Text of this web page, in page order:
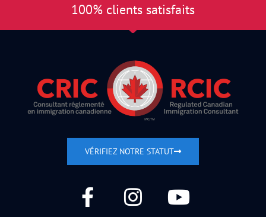
100% clients satisfaits
VÉRIFIEZ NOTRE STATUT